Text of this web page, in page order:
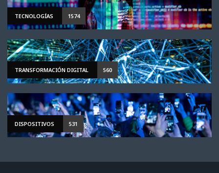
TECNOLOGÍAS 1574
TRANSFORMACIÓN DIGITAL 560
DISPOSITIVOS 531